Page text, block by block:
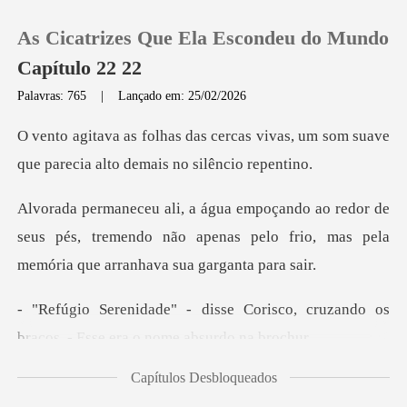
0
Histórico
As Cicatrizes Que Ela Escondeu do Mundo
Capítulo 22 22
Palavras: 765 |Lançado em: 25/02/2026
as vivas, um som suave
que parecia
r de
seus pés, tremendo não apenas pelo frio, mas
orisco, cruzando os
braços. - Es
Capítulos Desbloqueados